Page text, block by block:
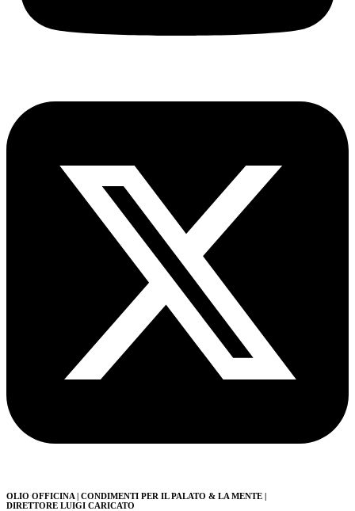
OLIO OFFICINA | CONDIMENTI PER IL PALATO & LA MENTE |
DIRETTORE LUIGI CARICATO